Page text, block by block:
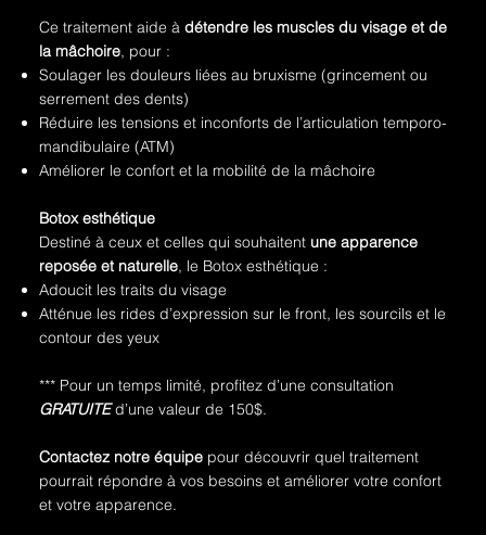
Ce traitement aide à détendre les muscles du visage et de
la mâchoire, pour :
Soulager les douleurs liées au bruxisme (grincement ou
serrement des dents)
Réduire les tensions et inconforts de l’articulation temporo-
mandibulaire (ATM)
Améliorer le confort et la mobilité de la mâchoire
Botox esthétique
Destiné à ceux et celles qui souhaitent une apparence
reposée et naturelle, le Botox esthétique :
Adoucit les traits du visage
Atténue les rides d’expression sur le front, les sourcils et le
contour des yeux
*** Pour un temps limité, profitez d’une consultation
GRATUITEd’une valeur de 150$.
Contactez notre équipepour découvrir quel traitement
pourrait répondre à vos besoins et améliorer votre confort
et votre apparence.